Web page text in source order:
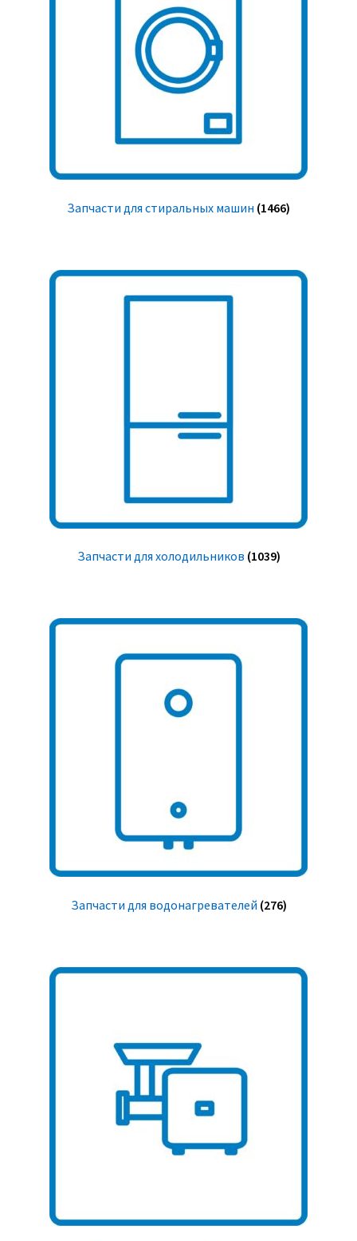
Запчасти для стиральных машин (1466)
Запчасти для холодильников (1039)
Запчасти для водонагревателей (276)